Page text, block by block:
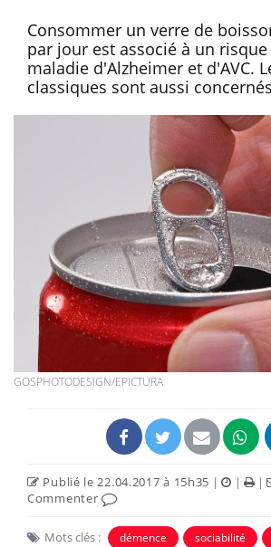
Consommer un verre de
par jour est associé à un
maladie d'Alzheimer et d'AVC.
classiques sont aussi
GOSPHOTODESIGN/EPICTURA
Publié le 22.04.2017 à 15h35 | | |
Commenter
Mots clés : démence sociabilité